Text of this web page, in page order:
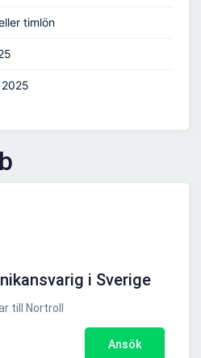
timlön
i Sverige
till Nortroll
Ansök